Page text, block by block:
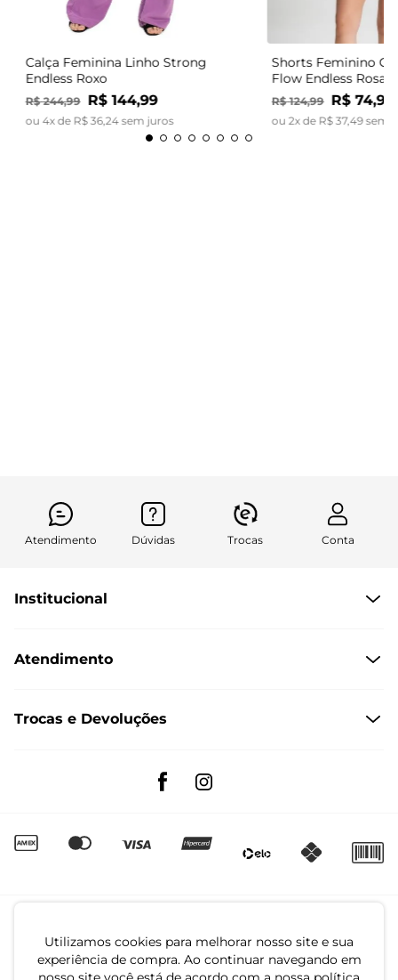
Utilizamos cookies para melhorar nosso site e sua
experiência de compra. Ao continuar navegando em
Calça Feminina Linho Strong
Endless Roxo
R$ 244,99 R$ 144,99
ou 4x de R$ 36, 24sem juros
Shorts Feminino
Flow Endless Rosa
R$ 124,99 R$ 74,99
ou 2x de R$ 37,49sem
Atendimento Dúvidas Trocas Conta
Institucional
Políticas de Privacidade
Formas de Entrega
Regulamento de Promoções
Canal de Denúncias | Ética
Atendimento
Fale conosco pelo WhatsApp
Trocas e Devoluções